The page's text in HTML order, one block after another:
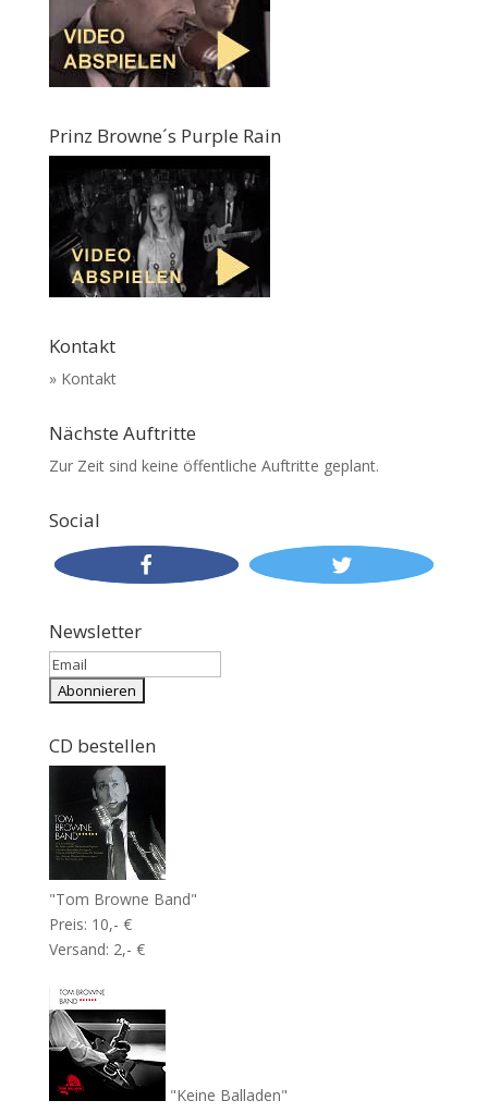
Prinz Browne´s Purple Rain
Kontakt
» Kontakt
Nächste Auftritte
Zur Zeit sind keine öffentliche Auftritte geplant.
Social
Newsletter
CD bestellen
"Tom Browne Band"
Preis: 10,- €
Versand: 2,- €
"Keine Balladen"